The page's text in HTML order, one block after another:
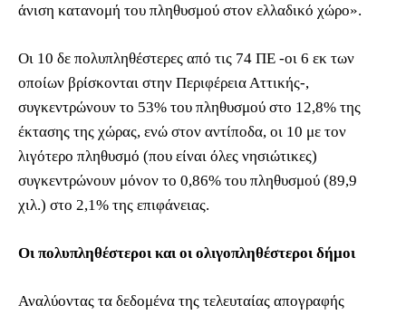
άνιση κατανομή του πληθυσμού στον ελλαδικό χώρο».
Οι 10 δε πολυπληθέστερες από τις 74 ΠΕ -οι 6 εκ των
οποίων βρίσκονται στην Περιφέρεια Αττικής-,
συγκεντρώνουν το 53% του πληθυσμού στο 12,8% της
έκτασης της χώρας, ενώ στον αντίποδα, οι 10 με τον
λιγότερο πληθυσμό (που είναι όλες νησιώτικες)
συγκεντρώνουν μόνον το 0,86% του πληθυσμού (89,9
χιλ.) στο 2,1% της επιφάνειας.
Οι πολυπληθέστεροι και οι ολιγοπληθέστεροι δήμοι
Αναλύοντας τα δεδομένα της τελευταίας απογραφής